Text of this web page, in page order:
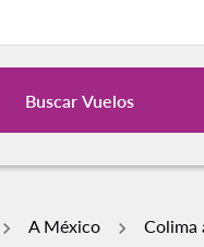
date-aria-label
Buscar Vuelos
A México Colima